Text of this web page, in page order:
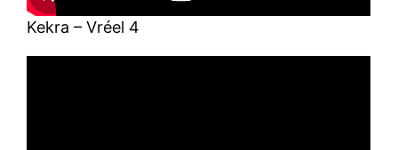
Kekra – Vréel 4